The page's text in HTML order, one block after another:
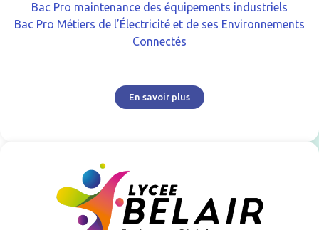
Bac Pro maintenance des équipements industriels
Bac Pro Métiers de l’Électricité et de ses Environnements
Connectés
En savoir plus